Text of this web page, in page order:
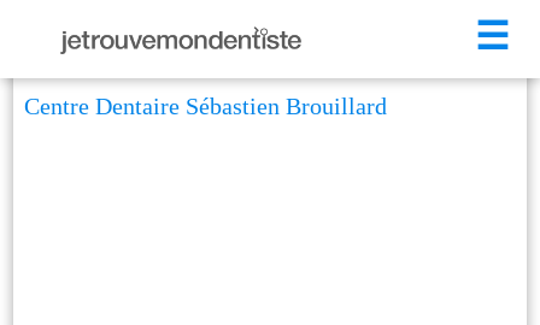
☰
Centre Dentaire Sébastien Brouillard